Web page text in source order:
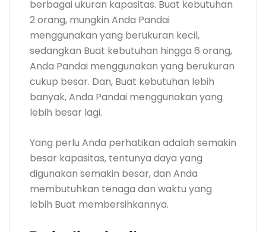
berbagai ukuran kapasitas. Buat kebutuhan
2 orang, mungkin Anda Pandai
menggunakan yang berukuran kecil,
sedangkan Buat kebutuhan hingga 6 orang,
Anda Pandai menggunakan yang berukuran
cukup besar. Dan, Buat kebutuhan lebih
banyak, Anda Pandai menggunakan yang
lebih besar lagi.
Yang perlu Anda perhatikan adalah semakin
besar kapasitas, tentunya daya yang
digunakan semakin besar, dan Anda
membutuhkan tenaga dan waktu yang
lebih Buat membersihkannya.